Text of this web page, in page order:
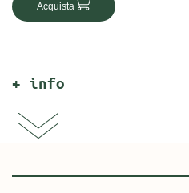
Tawny
quantità
Acquista
+ info